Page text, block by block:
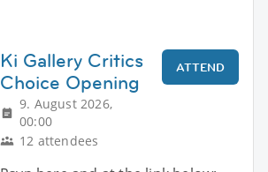
Ki Gallery Critics
Choice Opening
9. August 2026,
00:00
12 attendees
ATTEND